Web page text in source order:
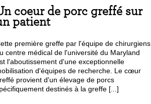
coeur de porc greffé sur
patient
première greffe par l'équipe de chirurgiens
centre médical de l'université du Maryland
l'aboutissement d'une exceptionnelle
d'équipes de recherche. Le cœur
provient d'un élevage de porcs
destinés à la greffe [...]